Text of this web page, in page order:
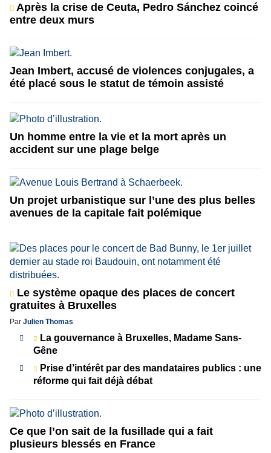
Après la crise de Ceuta, Pedro Sánchez coincé
entre deux murs
Jean Imbert, accusé de violences conjugales, a
été placé sous le statut de témoin assisté
Un homme entre la vie et la mort après un
accident sur une plage belge
Un projet urbanistique sur l’une des plus belles
avenues de la capitale fait polémique
Le système opaque des places de concert
gratuites à Bruxelles
Par Julien Thomas
La gouvernance à Bruxelles, Madame Sans-
Gêne
Prise d’intérêt par des mandataires publics : une
réforme qui fait déjà débat
Ce que l’on sait de la fusillade qui a fait
plusieurs blessés en France